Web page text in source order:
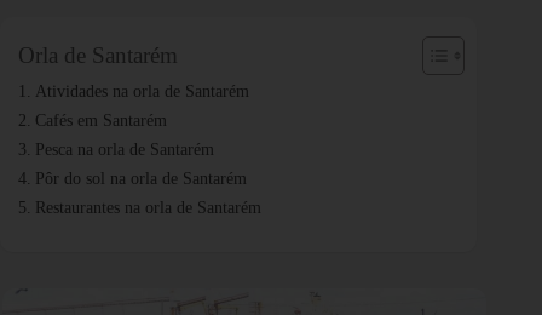
Orla de Santarém
Atividades na orla de Santarém
Cafés em Santarém
Pesca na orla de Santarém
Pôr do sol na orla de Santarém
Restaurantes na orla de Santarém